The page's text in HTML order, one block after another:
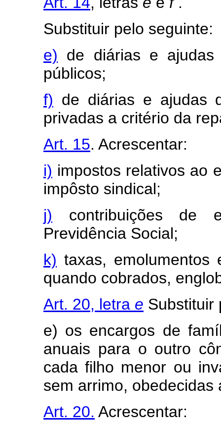
Substituir pelo seguinte:
e) de diárias e
públicos;
f) de diárias e ajudas
privadas a critério da
Art. 15. Acrescentar:
i) impostos relativos ao
impôsto sindical;
j) contribuições de
Previdência Social;
k) taxas, emolumentos
quando cobrados,
Art. 20, letra e Substituir
e) os encargos de
anuais para o outro
cada filho menor ou
sem arrimo, obedecidas
Art. 20. Acrescentar: